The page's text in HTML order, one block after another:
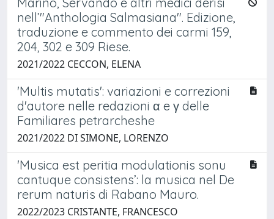
nell’"Anthologia Salmasiana". Edizione,
traduzione e commento dei carmi 159,
204, 302 e 309 Riese.
2021/2022 CECCON, ELENA
'Multis mutatis': variazioni e correzioni
d'autore nelle redazioni α e γ delle
Familiares petrarcheshe
2021/2022 DI SIMONE, LORENZO
'Musica est peritia modulationis sonu
cantuque consistens’: la musica nel De
rerum naturis di Rabano Mauro.
2022/2023 CRISTANTE, FRANCESCO